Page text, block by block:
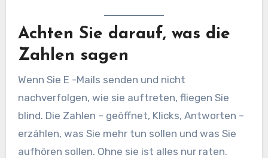
Achten Sie darauf, was die
Zahlen sagen
Wenn Sie E -Mails senden und nicht
nachverfolgen, wie sie auftreten, fliegen Sie
blind. Die Zahlen – geöffnet, Klicks, Antworten –
erzählen, was Sie mehr tun sollen und was Sie
aufhören sollen. Ohne sie ist alles nur raten.